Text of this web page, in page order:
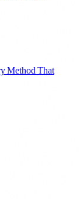
Method That